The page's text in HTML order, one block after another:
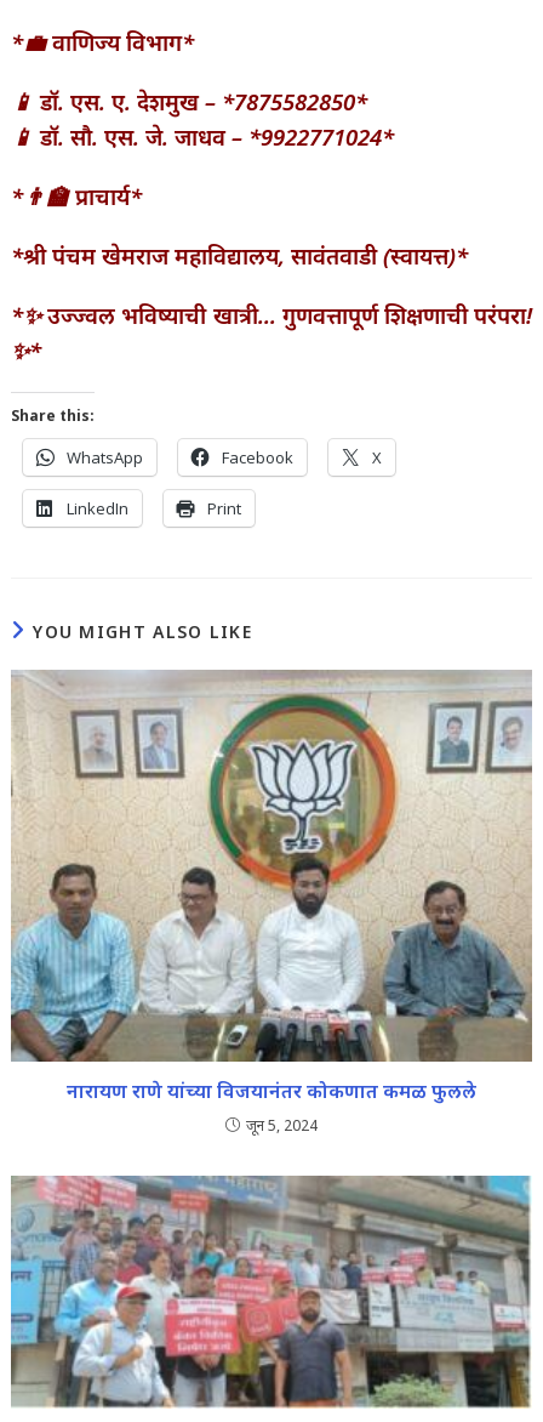
*💼 वाणिज्य विभाग*
📱 डॉ. एस. ए. देशमुख – *7875582850*
📱 डॉ. सौ. एस. जे. जाधव – *9922771024*
*👨‍🏫 प्राचार्य*
*श्री पंचम खेमराज महाविद्यालय, सावंतवाडी (स्वायत्त)*
*✨ उज्ज्वल भविष्याची खात्री… गुणवत्तापूर्ण शिक्षणाची परंपरा!
✨*
Share this:
WhatsApp Facebook X
LinkedIn Print
YOU MIGHT ALSO LIKE
नारायण राणे यांच्या विजयानंतर कोकणात कमळ फुलले
जून 5, 2024